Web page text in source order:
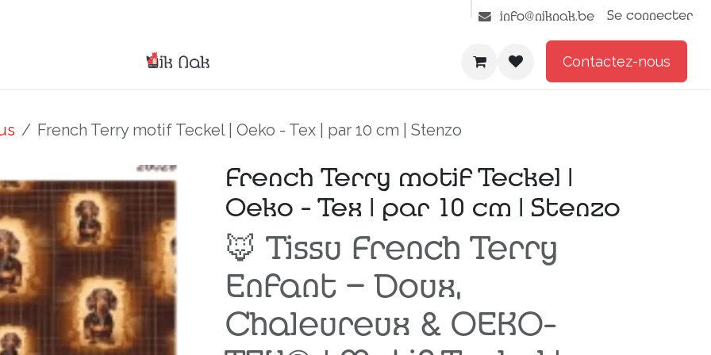
info@niknak.be Se connecter
Contactez-nous
French Terry motif Teckel | Oeko - Tex | par 10 cm | Stenzo
French Terry motif Teckel |
Oeko - Tex | par 10 cm | Stenzo
🦊 Tissu French Terry
Enfant – Doux,
Chaleureux & OEKO-